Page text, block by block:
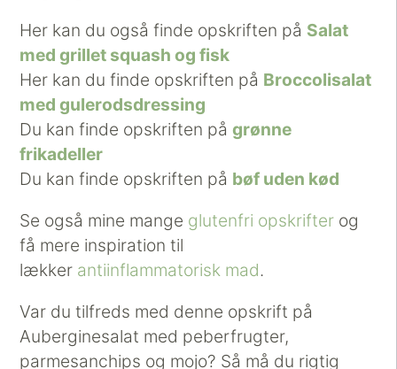
Her kan du også finde opskriften på Salat
med grillet squash og fisk
Her kan du finde opskriften på Broccolisalat
med gulerodsdressing
Du kan finde opskriften pågrønne
frikadeller
Du kan finde opskriften på bøf uden kød
Se også mine mange glutenfri opskrifter og
få mere inspiration til
lækker antiinflammatorisk mad.
Var du tilfreds med denne opskrift på
Auberginesalat med peberfrugter,
parmesanchips og mojo? Så må du rigtig